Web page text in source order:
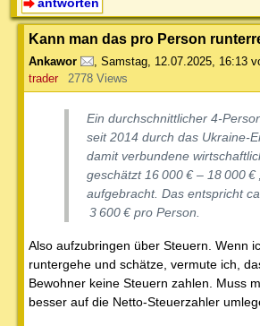
antworten
Kann man das pro Person
Ankawor , Samstag, 12.07.2025, 16:13
trader
2778 Views
Ein durchschnittlicher
seit 2014 durch das
damit verbundene
geschätzt 16 000 € – 18 000 €
aufgebracht. Das entspricht
3 600 € pro Person.
Also aufzubringen über Steuern. Wenn
runtergehe und schätze, vermute ich,
Bewohner keine Steuern zahlen. Muss
besser auf die Netto-Steuerzahler